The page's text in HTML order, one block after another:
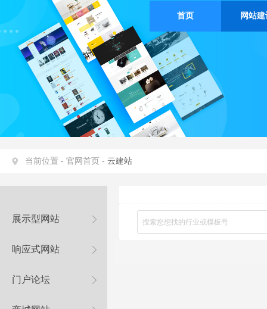
首页 网站建
当前位置 - 官网首页 - 云建站
展示型网站
响应式网站
门户论坛